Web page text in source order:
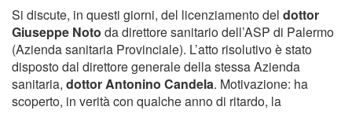
Si discute, in questi giorni, del licenziamento del dottor
Giuseppe Noto da direttore sanitario dell’ASP di Palermo
(Azienda sanitaria Provinciale). L’atto risolutivo è stato
disposto dal direttore generale della stessa Azienda
sanitaria, dottor Antonino Candela. Motivazione: ha
scoperto, in verità con qualche anno di ritardo, la